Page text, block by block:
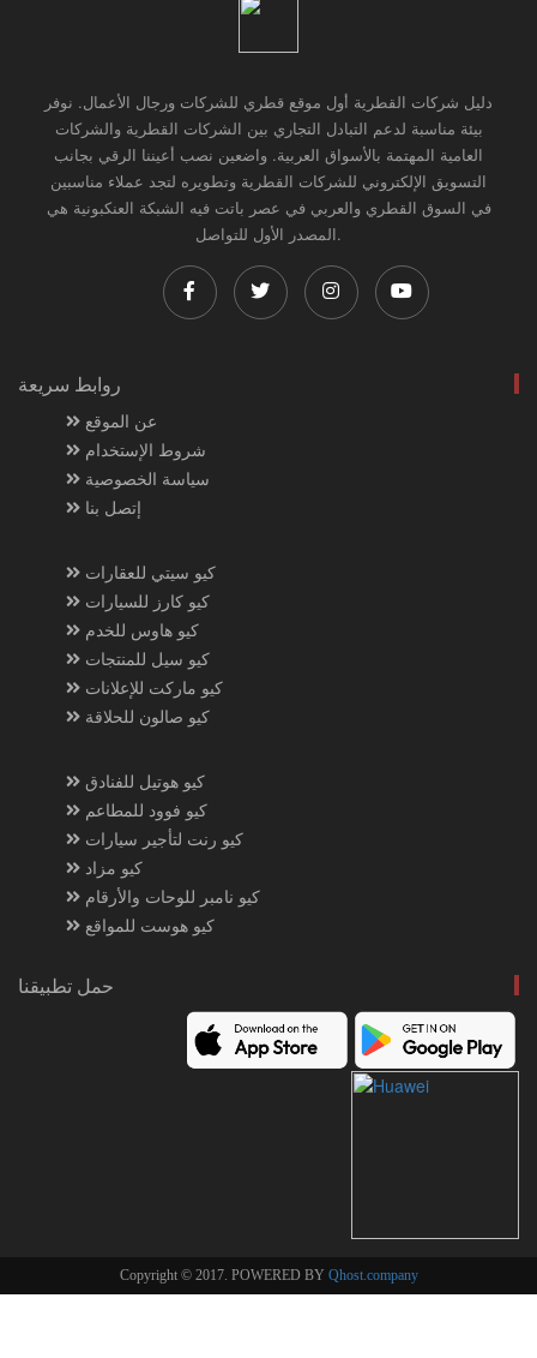
دليل شركات القطرية أول موقع قطري للشركات ورجال الأعمال. نوفر
بيئة مناسبة لدعم التبادل التجاري بين الشركات القطرية والشركات
العامية المهتمة بالأسواق العربية. واضعين نصب أعيننا الرقي بجانب
التسويق الإلكتروني للشركات القطرية وتطويره لتجد عملاء مناسبين
في السوق القطري والعربي في عصر باتت فيه الشبكة العنكبونية هي
المصدر الأول للتواصل.
روابط سريعة
عن الموقع
شروط الإستخدام
سياسة الخصوصية
إتصل بنا
كيو سيتي للعقارات
كيو كارز للسيارات
كيو هاوس للخدم
كيو سيل للمنتجات
كيو ماركت للإعلانات
كيو صالون للحلاقة
كيو هوتيل للفنادق
كيو فوود للمطاعم
كيو رنت لتأجير سيارات
كيو مزاد
كيو نامبر للوحات والأرقام
كيو هوست للمواقع
حمل تطبيقنا
Copyright © 2017. POWERED BY Qhost.company